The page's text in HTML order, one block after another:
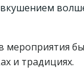
мероприятия
и традициях.